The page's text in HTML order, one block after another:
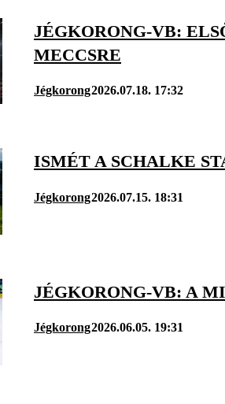
JÉGKORONG-VB:
MECCSRE
Jégkorong2026.07.18. 17:32
ISMÉT A SCHALKE
Jégkorong2026.07.15. 18:31
JÉGKORONG-VB: A
Jégkorong2026.06.05. 19:31